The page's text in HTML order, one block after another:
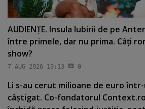
AUDIENŢE. Insula Iubirii de pe
între primele, dar nu prima. Câţi
show?
7 AUG 2026 19:13 0
Li s-au cerut milioane de euro
câştigat. Co-fondatorul